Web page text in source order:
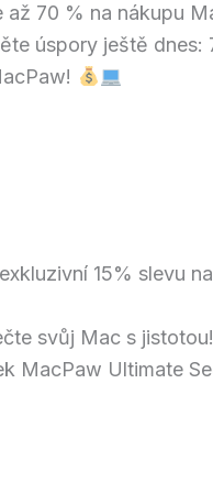
až 70 % na nákupu
úspory ještě dnes:
15% slevu
svůj Mac s
MacPaw Ultimate